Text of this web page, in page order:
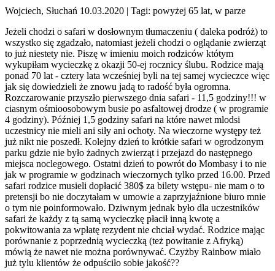
Wojciech, Słuchań 10.03.2020 | Tagi: powyżej 65 lat, w parze
Jeżeli chodzi o safari w dosłownym tłumaczeniu ( daleka podróż) to
wszystko się zgadzało, natomiast jeżeli chodzi o oglądanie zwierząt
to już niestety nie. Piszę w imieniu moich rodziców któtym
wykupiłam wycieczkę z okazji 50-ej rocznicy ślubu. Rodzice mają
ponad 70 lat - cztery lata wcześniej byli na tej samej wycieczce więc
jak się dowiedzieli że znowu jadą to radość była ogromna.
Rozczarowanie przyszło pierwszego dnia safari - 11,5 godziny!!! w
ciasnym ośmioosobowym busie po asfaltowej drodze ( w programie
4 godziny). Później 1,5 godziny safari na które nawet mlodsi
uczestnicy nie mieli ani siły ani ochoty. Na wieczorne występy też
już nikt nie poszedł. Kolejny dzień to krótkie safari w ogrodzonym
parku gdzie nie było żadnych zwierząt i przejazd do następnego
miejsca noclegowego. Ostatni dzień to powrót do Mombasy i to nie
jak w programie w godzinach wieczornych tylko przed 16.00. Przed
safari rodzice musieli dopłacić 380$ za bilety wstępu- nie mam o to
pretensji bo nie doczytałam w umowie a zaprzyjaźnione biuro mnie
o tym nie poinformowało. Dziwnym jednak było dla uczestników
safari że każdy z tą samą wycieczkę płacił inną kwotę a
pokwitowania za wpłatę rezydent nie chciał wydać. Rodzice mając
porównanie z poprzednią wycieczką (też powitanie z Afryką)
mówią że nawet nie można porównywać. Czyżby Rainbow miało
już tylu klientów że odpuściło sobie jakość??